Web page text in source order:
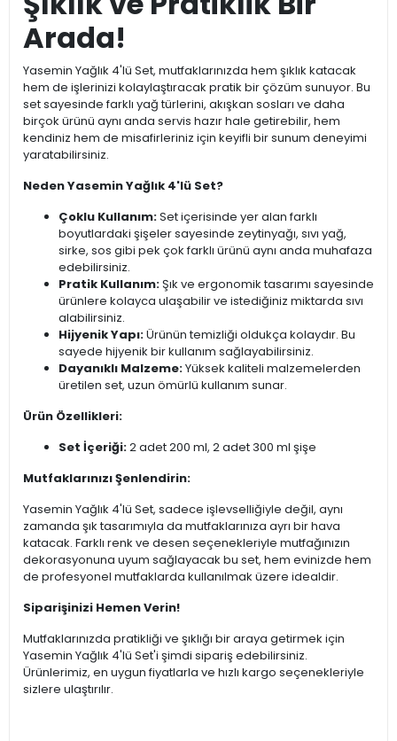
Arada!
Yasemin Yağlık 4'lü Set, mutfaklarınızda hem şıklık katacak
hem de işlerinizi kolaylaştıracak pratik bir çözüm sunuyor. Bu
set sayesinde farklı yağ türlerini, akışkan sosları ve daha
birçok ürünü aynı anda servis hazır hale getirebilir, hem
kendiniz hem de misafirleriniz için keyifli bir sunum deneyimi
yaratabilirsiniz.
Neden Yasemin Yağlık 4'lü Set?
Çoklu Kullanım:Set içerisinde yer alan farklı
boyutlardaki şişeler sayesinde zeytinyağı, sıvı yağ,
sirke, sos gibi pek çok farklı ürünü aynı anda muhafaza
edebilirsiniz.
Pratik Kullanım:Şık ve ergonomik tasarımı sayesinde
ürünlere kolayca ulaşabilir ve istediğiniz miktarda sıvı
alabilirsiniz.
Hijyenik Yapı:Ürünün temizliği oldukça kolaydır. Bu
sayede hijyenik bir kullanım sağlayabilirsiniz.
Dayanıklı Malzeme:Yüksek kaliteli malzemelerden
üretilen set, uzun ömürlü kullanım sunar.
Ürün Özellikleri:
Set İçeriği:2 adet 200 ml, 2 adet 300 ml şişe
Mutfaklarınızı Şenlendirin:
Yasemin Yağlık 4'lü Set, sadece işlevselliğiyle değil, aynı
zamanda şık tasarımıyla da mutfaklarınıza ayrı bir hava
katacak. Farklı renk ve desen seçenekleriyle mutfağınızın
dekorasyonuna uyum sağlayacak bu set, hem evinizde hem
de profesyonel mutfaklarda kullanılmak üzere idealdir.
Siparişinizi Hemen Verin!
Mutfaklarınızda pratikliği ve şıklığı bir araya getirmek için
Yasemin Yağlık 4'lü Set'i şimdi sipariş edebilirsiniz.
Ürünlerimiz, en uygun fiyatlarla ve hızlı kargo seçenekleriyle
sizlere ulaştırılır.